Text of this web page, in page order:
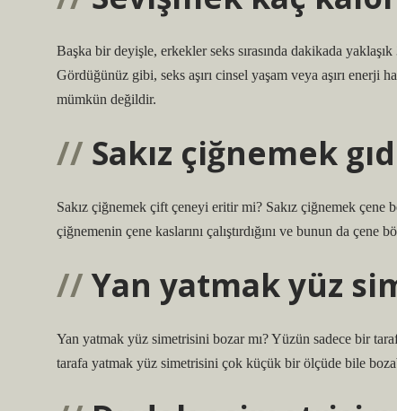
Başka bir deyişle, erkekler seks sırasında dakikada
Gördüğünüz gibi, seks aşırı cinsel yaşam veya aşırı enerji
mümkün değildir.
Sakız çiğnemek
Sakız çiğnemek çift çeneyi eritir mi? Sakız çiğnemek
çiğnemenin çene kaslarını çalıştırdığını ve bunun da
Yan yatmak yüz
Yan yatmak yüz simetrisini bozar mı? Yüzün sadece bir
tarafa yatmak yüz simetrisini çok küçük bir ölçüde bile